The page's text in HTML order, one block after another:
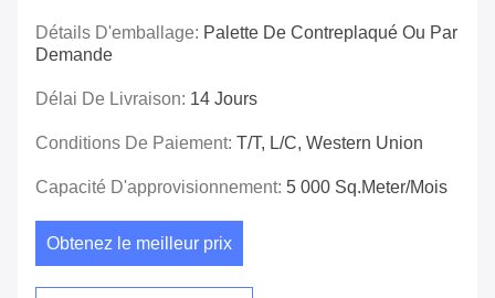
Détails D'emballage: Palette De Contreplaqué Ou Par
Demande
Délai De Livraison: 14 Jours
Conditions De Paiement: T/T, L/C, Western Union
Capacité D'approvisionnement: 5 000 Sq.meter/mois
Obtenez le meilleur prix